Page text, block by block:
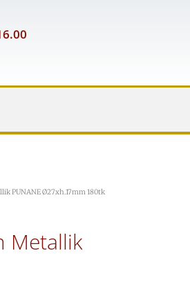
PUNANE Ø27xh.17mm 180tk
Metallik